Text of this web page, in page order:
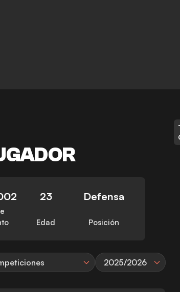
23
Edad
Defensa
Posición
2025/2026